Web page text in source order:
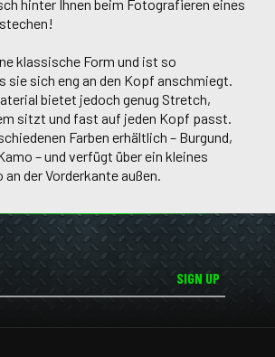
hinter Ihnen beim Fotografieren eines
klassische Form und ist so
sie sich eng an den Kopf anschmiegt.
bietet jedoch genug Stretch,
sitzt und fast auf jeden Kopf passt.
Farben erhältlich – Burgund,
– und verfügt über ein kleines
der Vorderkante außen.
SIGN UP